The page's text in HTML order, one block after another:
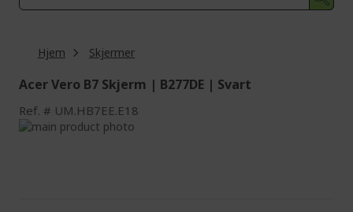
Hjem Skjermer
Acer Vero B7 Skjerm | B277DE | Svart
Ref. UM.HB7EE.E18
Skip